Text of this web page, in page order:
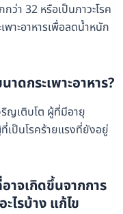
ว่า 32 หรือเป็นภาวะโรค
าะอาหารเพื่อลดน้ำหนัก
ดกระเพาะอาหาร?
ริญเติบโต ผู้ที่มีอายุ
เป็นโรคร้ายแรงที่ยังอยู่
าจเกิดขึ้นจากการ
ไรบ้าง แก้ไข